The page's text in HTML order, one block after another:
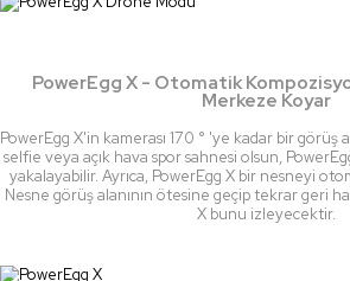
PowerEgg X - Otomatik
Merkeze Koyar
PowerEgg X'in kamerası 170 ° 'ye kadar bir görüş
selfie veya açık hava spor sahnesi olsun,
yakalayabilir. Ayrıca, PowerEgg X bir nesneyi
Nesne görüş alanının ötesine geçip tekrar geri
X bunu izleyecektir.